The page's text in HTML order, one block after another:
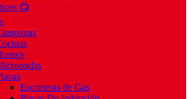
📺
Encimeras de Gas